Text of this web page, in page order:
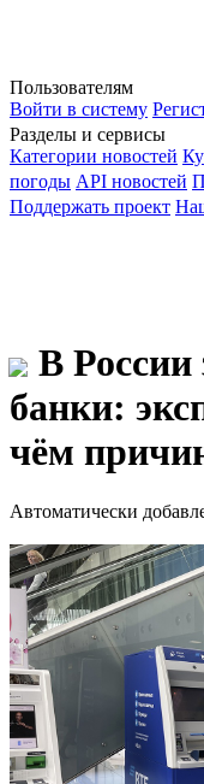
Пользователям
Войти в систему
Разделы и сервисы
Категории новостей
погоды API новостей
Поддержать проект
В
банки:
чём
Автоматически